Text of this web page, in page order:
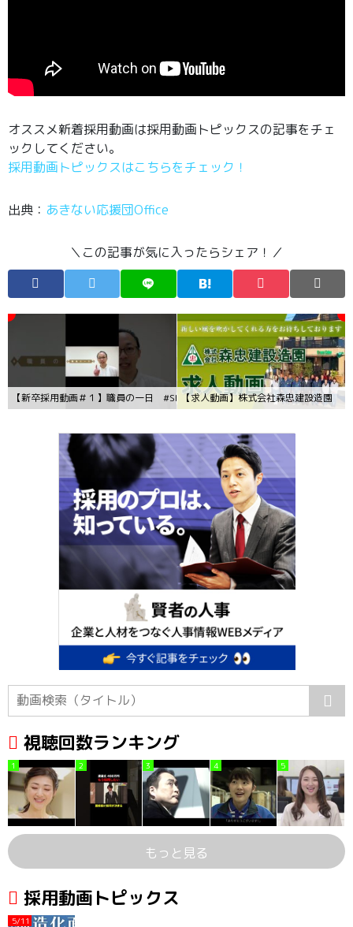
オススメ新着採用動画は採用動画トピックスの記事をチェ
ックしてください。
採用動画トピックスはこちらをチェック！
出典： あきない応援団Office
＼この記事が気に入ったらシェア！／
【求人動画】株式会社森忠建設造園
【新卒採用動画＃１】職員の一日 #Shorts
視聴回数ランキング
1 2 3 4 5
もっと見る
採用動画トピックス
5/11